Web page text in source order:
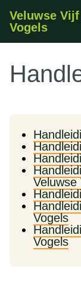
Veluwse
Vogels
Veluwse
Vogels
Vogels